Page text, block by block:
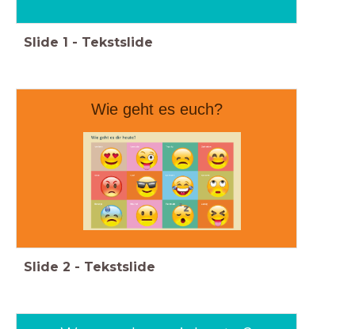
Slide 1 - Tekstslide
Wie geht es euch?
Slide 2 - Tekstslide